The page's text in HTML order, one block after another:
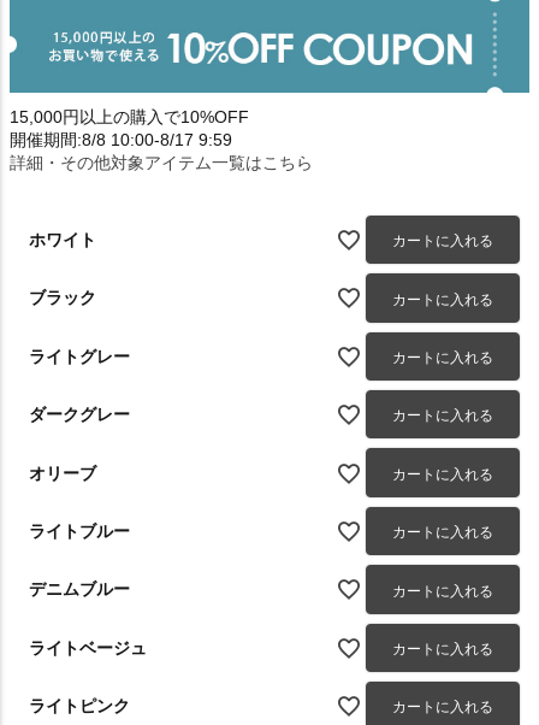
15,000円以上の購入で10%OFF
開催期間:8/8 10:00-8/17 9:59
詳細・その他対象アイテム一覧はこちら
ホワイト カートに入れる
ブラック カートに入れる
ライトグレー カートに入れる
ダークグレー カートに入れる
オリーブ カートに入れる
ライトブルー カートに入れる
デニムブルー カートに入れる
ライトベージュ カートに入れる
ライトピンク カートに入れる